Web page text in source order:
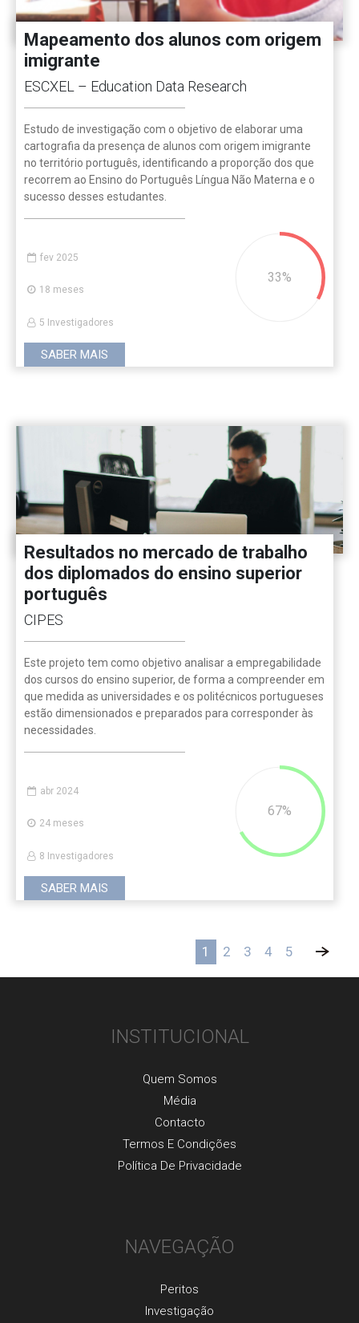
Mapeamento dos alunos com origem
imigrante
ESCXEL – Education Data Research
Estudo de investigação com o objetivo de elaborar uma
cartografia da presença de alunos com origem imigrante
no território português, identificando a proporção dos que
recorrem ao Ensino do Português Língua Não Materna e o
sucesso desses estudantes.
33
fev 2025
18 meses
5 Investigadores
SABER MAIS
Resultados no mercado de trabalho
dos diplomados do ensino superior
português
CIPES
Este projeto tem como objetivo analisar a empregabilidade
dos cursos do ensino superior, de forma a compreender em
que medida as universidades e os politécnicos portugueses
estão dimensionados e preparados para corresponder às
necessidades.
67
abr 2024
24 meses
8 Investigadores
SABER MAIS
1 2 3 4 5 »
INSTITUCIONAL
Quem Somos
Média
Contacto
Termos E Condições
Política De Privacidade
NAVEGAÇÃO
Peritos
Investigaçãо